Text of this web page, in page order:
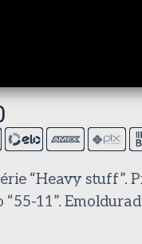
“Heavy stuff”.
“55-11”.